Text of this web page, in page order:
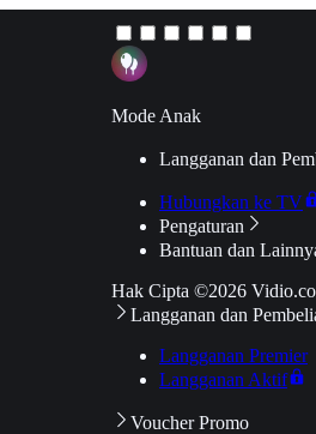
Mode Anak
Langganan dan
Hubungkan ke TV
Pengaturan
Bantuan dan
Hak Cipta ©2026
Langganan dan
Langganan Premier
Langganan Aktif
Voucher Promo